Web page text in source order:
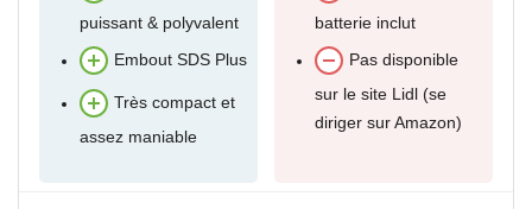
puissant & polyvalent
Embout SDS Plus
Très compact et
assez maniable
batterie inclut
Pas disponible
sur le site Lidl (se
diriger sur Amazon)